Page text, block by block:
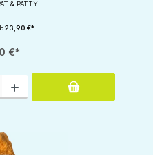
& PATTY
23,90 €*
€*